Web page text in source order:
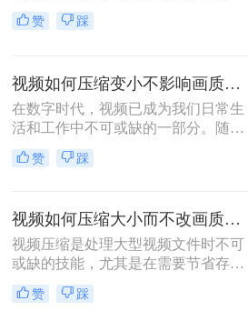
仅占用了大量的存储空间，还可能导
致传输速度变慢。因此，掌握视频压
视频压缩方法，帮助你轻松应对视频
文件过大的问题。
赞 踩
视频如何压缩变小不影响画质？试试这三个压缩方式！
在数字时代，视频已成为我们日常生
活和工作中不可或缺的一部分。随着
高清甚至4K视频的普及，视频文件的
大小也随之飙升，这给存储、分享和
关注的焦点。本文将深入探讨几种方
法，帮助你在不牺牲画质的情况下实
现视频的压缩。
赞 踩
视频如何压缩大小而不改画质？教你三个压缩方法！
视频压缩是处理大型视频文件时不可
或缺的技能，尤其是在需要节省存储
空间或提高传输效率时。然而，压缩
视频文件往往会面临一个挑战：视频
赞 踩